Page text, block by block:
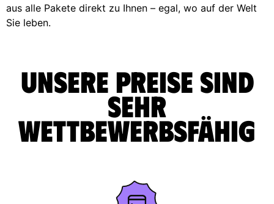
aus alle Pakete direkt zu Ihnen – egal, wo auf der Welt
Sie leben.
Unsere Preise sind
sehr
wettbewerbsfähig